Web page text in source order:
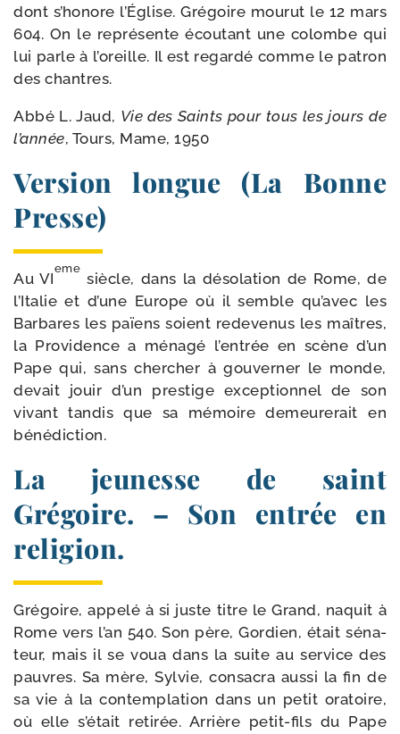
dont s’ho­nore l’Église. Grégoire mou­rut le 12 mars
604. On le repré­sente écou­tant une colombe qui
lui parle à l’o­reille. Il est regar­dé comme le patron
des chantres.
Abbé L. Jaud, Vie des Saints pour tous les jours de
l’an­née, Tours, Mame, 1950
Version longue (La Bonne
Presse)
Au VI
eme
siècle, dans la déso­la­tion de Rome, de
l’Italie et d’une Europe où il semble qu’avec les
Barbares les païens soient rede­ve­nus les maîtres,
la Providence a ména­gé l’entrée en scène d’un
Pape qui, sans cher­cher à gou­ver­ner le monde,
devait jouir d’un pres­tige excep­tion­nel de son
vivant tan­dis que sa mémoire demeu­re­rait en
bénédiction.
La jeunesse de saint
Grégoire. – Son entrée en
religion.
Grégoire, appe­lé à si juste titre le Grand, naquit à
Rome vers l’an 540. Son père, Gordien, était séna­
teur, mais il se voua dans la suite au ser­vice des
pauvres. Sa mère, Sylvie, consa­cra aus­si la fin de
sa vie à la contem­pla­tion dans un petit ora­toire,
où elle s’était reti­rée. Arrière petit-​fils du Pape